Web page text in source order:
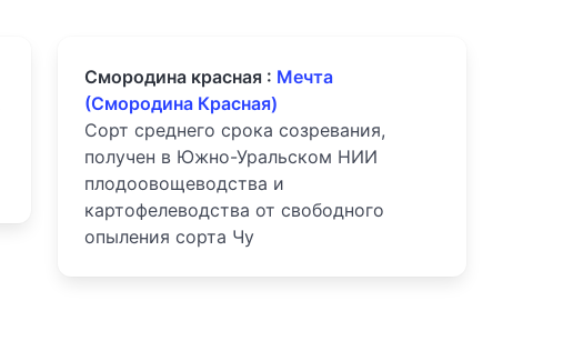
Смородина красная : Мечта
(Смородина Красная)
Сорт среднего срока созревания,
получен в Южно-Уральском НИИ
плодоовощеводства и
картофелеводства от свободного
опыления сорта Чу